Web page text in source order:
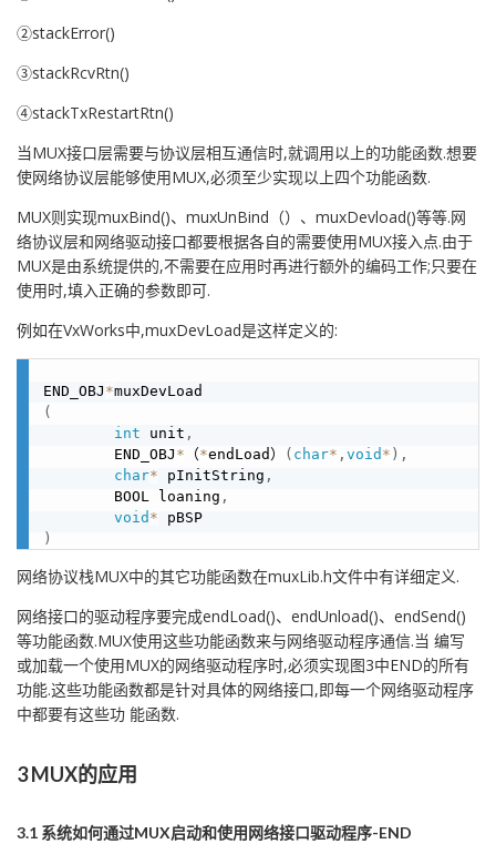
②stackError()
③stackRcvRtn()
④stackTxRestartRtn()
当MUX接口层需要与协议层相互通信时,就调用以上的功能函数.想要
使网络协议层能够使用MUX,必须至少实现以上四个功能函数.
MUX则实现muxBind()、muxUnBind（）、muxDevload()等等.网
络协议层和网络驱动接口都要根据各自的需要使用MUX接入点.由于
MUX是由系统提供的,不需要在应用时再进行额外的编码工作;只要在
使用时,填入正确的参数即可.
例如在VxWorks中,muxDevLoad是这样定义的:
END_OBJ *
(
int unit ,
        END_OBJ
* （*endLoad） ( char* , void * ) ,
char* pInitString ,
        BOOL loaning
,
void *
)
网络协议栈MUX中的其它功能函数在muxLib.h文件中有详细定义.
网络接口的驱动程序要完成endLoad()、endUnload()、endSend()
等功能函数.MUX使用这些功能函数来与网络驱动程序通信.当 编写
或加载一个使用MUX的网络驱动程序时,必须实现图3中END的所有
功能.这些功能函数都是针对具体的网络接口,即每一个网络驱动程序
中都要有这些功 能函数.
3 MUX的应用
3.1 系统如何通过MUX启动和使用网络接口驱动程序-END